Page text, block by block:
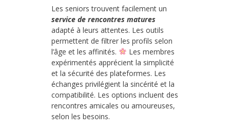
Les seniors trouvent facilement un
service de rencontres matures
adapté à leurs attentes. Les outils
permettent de filtrer les profils selon
l’âge et les affinités.
Les membres
expérimentés apprécient la simplicité
et la sécurité des plateformes. Les
échanges privilégient la sincérité et la
compatibilité. Les options incluent des
rencontres amicales ou amoureuses,
selon les besoins.